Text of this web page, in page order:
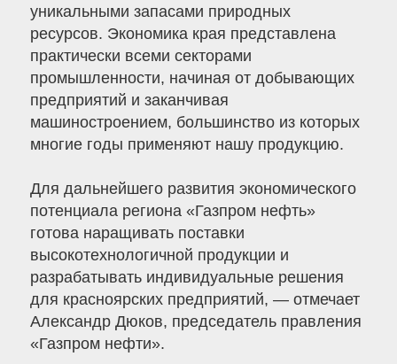
уникальными запасами природных
ресурсов. Экономика края представлена
практически всеми секторами
промышленности, начиная от добывающих
предприятий и заканчивая
машиностроением, большинство из которых
многие годы применяют нашу продукцию.
Для дальнейшего развития экономического
потенциала региона «Газпром нефть»
готова наращивать поставки
высокотехнологичной продукции и
разрабатывать индивидуальные решения
для красноярских предприятий, — отмечает
Александр Дюков, председатель правления
«Газпром нефти».